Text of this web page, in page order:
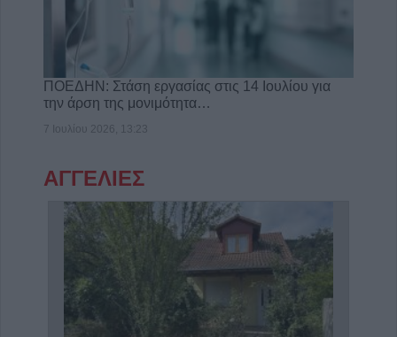
ΠΟΕΔΗΝ: Στάση εργασίας στις 14 Ιουλίου για
την άρση της μονιμότητα…
7 Ιουλίου 2026, 13:23
ΑΓΓΕΛΙΕΣ